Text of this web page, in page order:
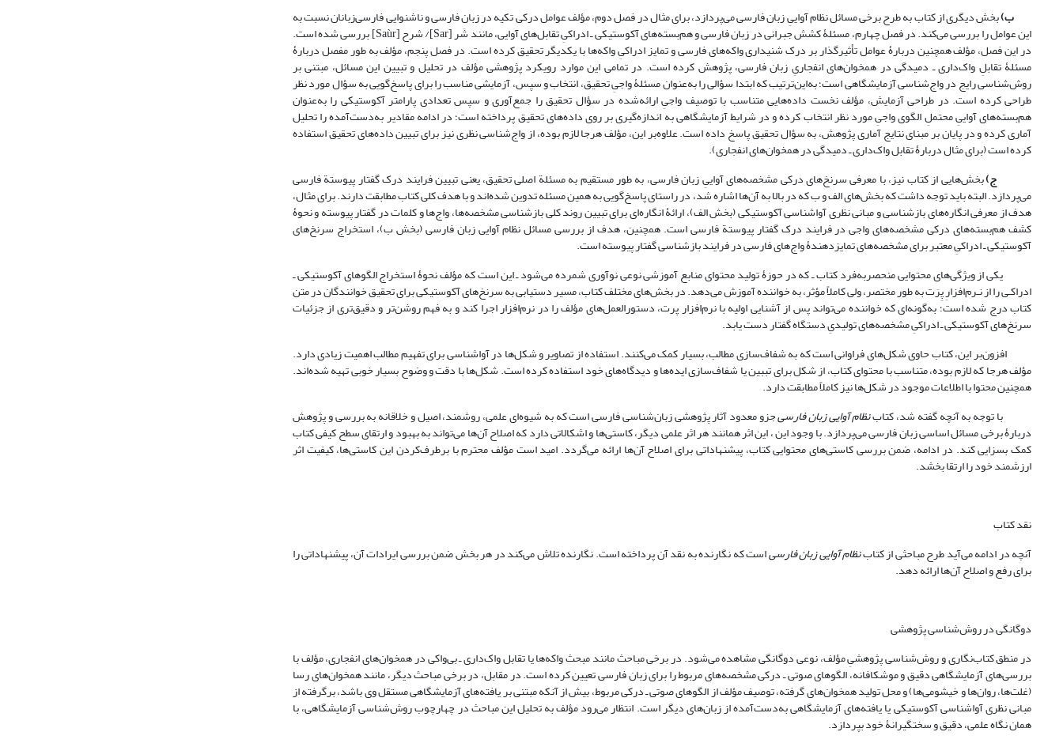
ب)بخش دیگری از کتاب به طرح برخی مسائل نظام آواییِ زبان فارسی می‌پردازد، برای مثال در فصل دوم، مؤلف عوامل درکی تکیه در زبان فارسی و ناشنوایی فارسی‌زبانان نسبت به
این عوامل را بررسی می‌کند. در فصل چهارم، مسئلۀ کشش جبرانی در زبان فارسی و هم‌بسته‌های آکوستیکی ـ ادراکیِ تقابل‌های آوایی، مانند شَر [Sar]/ شرح [Saùr] بررسی شده است.
در این فصل، مؤلف همچنین دربارۀ عوامل تأثیرگذار بر درک شنیداری واکه‌های فارسی و تمایز ادراکیِ واکه‌ها با یکدیگر تحقیق کرده است. در فصل پنجم، مؤلف به طور مفصل دربارۀ
مسئلۀ تقابلِ واک‌داری ـ دمیدگی در همخوان‌های انفجاریِ زبان فارسی، پژوهش کرده است. در تمامی این موارد رویکرد پژوهشی مؤلف در تحلیل و تبیین این مسائل، مبتنی بر
روش‌شناسی رایج در واج‌شناسی آزمایشگاهی است؛ به‌این‌ترتیب که ابتدا سؤالی را به‌عنوان مسئلۀ واجیِ تحقیق، انتخاب و سپس، آزمایشی مناسب را برای پاسخ‌گویی به سؤال مورد نظر
طراحی کرده است. در طراحی آزمایش، مؤلف نخست داده‌هایی متناسب با توصیف واجیِ ارائه‌شده در سؤال تحقیق را جمع‌آوری و سپس تعدادی پارامتر آکوستیکی را به‌عنوان
هم‌بسته‌های آواییِ محتملِ الگوی واجیِ مورد نظر انتخاب کرده و در شرایط آزمایشگاهی به اندازه‌گیری بر روی داده‌های تحقیق پرداخته است؛ در ادامه مقادیر به‌‌دست‌آمده را تحلیل
آماری کرده و در پایان بر مبنای نتایج آماری پژوهش، به سؤال تحقیق پاسخ داده است. علاوه‌بر این، مؤلف هرجا لازم بوده، از واج‌شناسی نظری نیز برای تبیین داده‌های تحقیق استفاده
کرده است (برای مثال دربارۀ تقابل واک‌داری ـ دمیدگی در همخوان‌های انفجاری).
ج)بخش‌هایی از کتاب نیز، با معرفی سرنخ‌های درکی مشخصه‌های آواییِ زبان فارسی، به طور مستقیم به مسئلة اصلی تحقیق، یعنی تبیین فرایند درک گفتار پیوستة فارسی
می‌پردازد. البته باید توجه داشت که بخش‌های الف و ب که در بالا به آن‌ها اشاره شد، در راستای پاسخ‌گویی به همین مسئله تدوین شده‌اند و با هدف کلی کتاب مطابقت دارند. برای مثال،
هدف از معرفی انگاره‌های بازشناسی و مبانی نظری آواشناسی آکوستیکی (بخش الف)، ارائۀ انگاره‌ای برای تبیین روند کلی بازشناسی مشخصه‌ها، واج‌ها و کلمات در گفتار پیوسته و نحوۀ
کشف هم‌بسته‌های درکی مشخصه‌های واجی در فرایند درک گفتار پیوستة فارسی است. همچنین، هدف از بررسی مسائل نظام آوایی زبان فارسی (بخش ب)، استخراج سرنخ‌های
آکوستیکی ـ ادراکیِ معتبر برای مشخصه‌های تمایزدهندۀ واج‌های فارسی در فرایند بازشناسی گفتار پیوسته است.
یکی از ویژگی‌های محتوایی منحصر‌به‌فرد کتاب ـ که در حوزۀ تولید محتوای منابع آموزشی نوعی نوآوری شمرده می‌شود ـ این است که مؤلف نحوۀ استخراج الگوهای آکوستیکی ـ
ادراکـی را از نـرم‌افزارِ پِرَت به طور مختصر، ولی کاملاً مؤثر، به خواننده آموزش می‌دهد. در بخش‌های مختلف کتاب، مسیر دستیابی به سرنخ‌های آکوستیکی برای تحقیق خوانندگان در متن
کتاب درج شده است؛ به‌گونه‌ای که خواننده می‌تواند پس از آشنایی اولیه با نرم‌افزار پرت، دستورالعمل‌های مؤلف را در نرم‌افزار اجرا کند و به فهم روشن‌تر و دقیق‌تری از جزئیات
سرنخ‌های آکوستیکی ـ ادراکیِ مشخصه‌های تولیدیِ دستگاه گفتار دست یابد.
افزون‌بر این، کتاب حاوی شکل‌های فراوانی است که به شفاف‌سازی مطالب، بسیار کمک می‌کنند. استفاده از تصاویر و شکل‌ها در آواشناسی برای تفهیم مطالب اهمیت زیادی دارد.
مؤلف هرجا که لازم بوده، متناسب با محتوای کتاب، از شکل برای تببین یا شفاف‌سازی ایده‌ها و دیدگاه‌های خود استفاده کرده است. شکل‌ها با دقت و وضوح بسیار خوبی تهیه شده‌اند.
همچنین محتوا با اطلاعات موجود در شکل‌ها نیز کاملاً مطابقت دارد.
با توجه به آنچه گفته شد، کتابنظام آوایی زبان فارسیجزو معدود آثار پژوهشی زبان‌شناسی فارسی است که به شیوه‌ای علمی، روشمند، اصیل و خلاقانه به بررسی و پژوهش
دربارۀ برخی مسائل اساسی زبان فارسی می‌پردازد. با وجود این ، این اثر همانند هر اثر علمی دیگر، کاستی‌ها و اشکالاتی دارد که اصلاح آن‌ها می‌تواند به بهبود و ارتقای سطح کیفی کتاب
کمک بسزایی کند. در ادامه، ضمن بررسی کاستی‌های محتوایی کتاب، پیشنهاداتی برای اصلاح آن‌ها ارائه می‌گردد. امید است مؤلف محترم با برطرف‌کردن این کاستی‌ها، کیفیت اثر
ارزشمند خود را ارتقا بخشد.
نقد کتاب
آنچه در ادامه می‌آید طرح مباحثی از کتابنظام آوایی زبان فارسیاست که نگارنده به نقد آن پرداخته است. نگارنده تلاش می‌کند در هر بخش ضمن بررسی ایرادات آن، پیشنهاداتی را
برای رفع و اصلاح آن‌ها ارائه دهد.
دوگانگی در روش‌شناسی پژوهشی
در منطق کتاب‌نگاری و روش‌شناسی پژوهشیِ مؤلف، نوعی دوگانگی مشاهده می‌شود. در برخی مباحث مانند مبحث واکه‌ها یا تقابل واک‌داری ـ بی‌واکی در همخوان‌های انفجاری، مؤلف با
بررسی‌های آزمایشگاهی دقیق و موشکافانه، الگوهای صوتی ـ درکی مشخصه‌های مربوط را برای زبان فارسی تعیین کرده است. در مقابل، در برخی مباحث دیگر، مانند همخوان‌های رسا
(غلت‌ها، روان‌ها و خیشومی‌ها) و محل تولید همخوان‌های گرفته، توصیف مؤلف از الگوهای صوتی ـ درکی مربوط، بیش از آنکه مبتنی بر یافته‌های آزمایشگاهی مستقل وی باشد، برگرفته از
مبانی نظری آواشناسی آکوستیکی یا یافته‌های آزمایشگاهی به‌دست‌آمده از زبان‌های دیگر است. انتظار می‌رود مؤلف به تحلیل این مباحث در چهارچوب روش‌شناسی آزمایشگاهی، با
همان نگاه علمی، دقیق و سختگیرانۀ خود بپردازد.